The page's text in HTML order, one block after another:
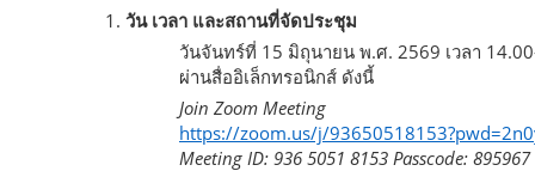
วัน เวลา และสถานที่จัดประชุม
วันจันทร์ที่ 15 มิถุนายน พ.ศ. 2569 เวลา
ผ่านสื่ออิเล็กทรอนิกส์ ดังนี้
Join Zoom Meeting
https://zoom.us/j/
Meeting ID: 936 5051 8153 Passcode: 895967